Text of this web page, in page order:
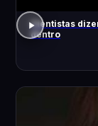
Cientistas
dentro